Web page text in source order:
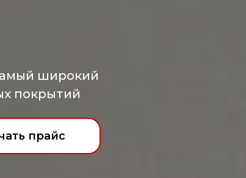
широкий
покрытий
прайс